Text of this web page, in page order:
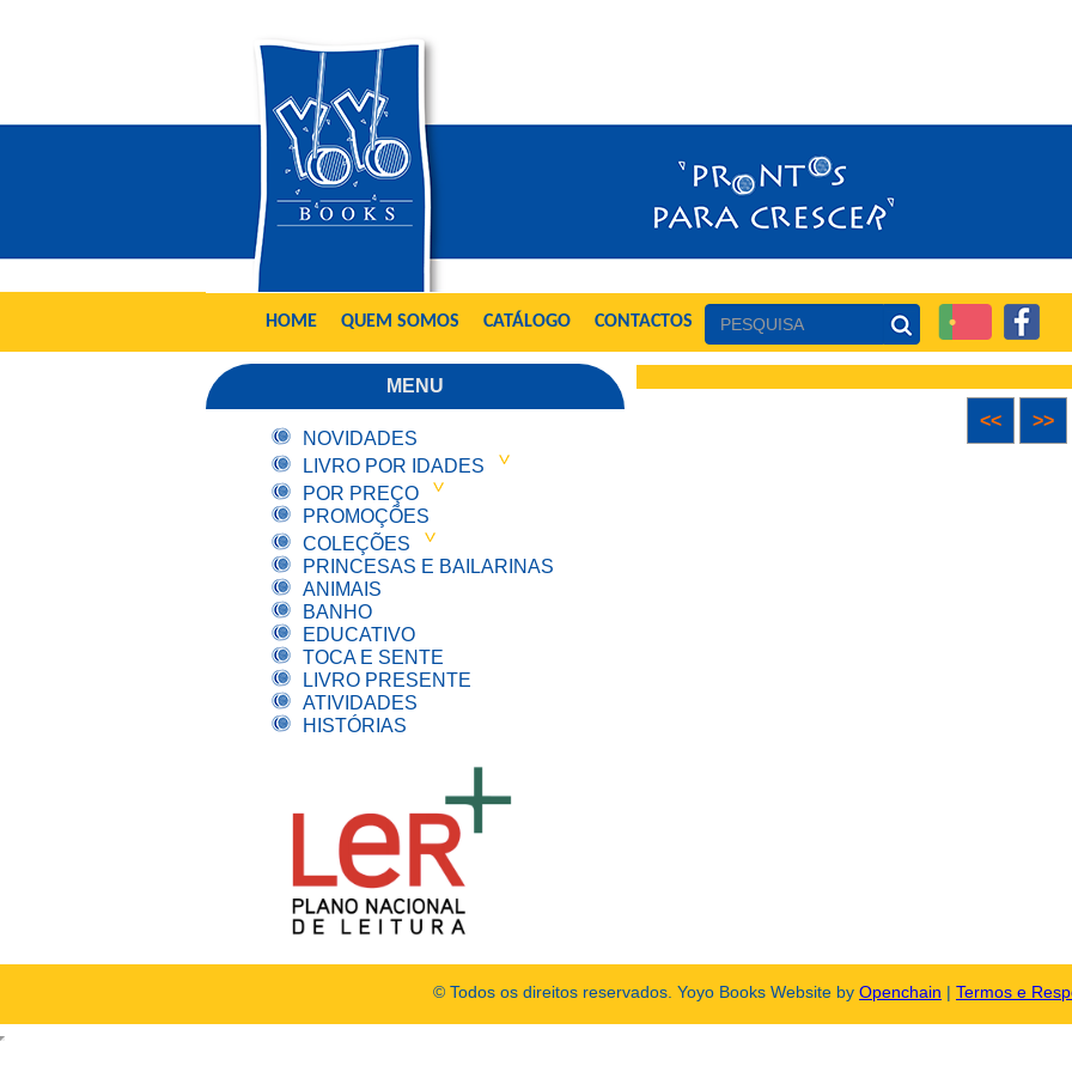
HOME QUEM SOMOS CATÁLOGO CONTACTOS
MENU
NOVIDADES
LIVRO POR IDADES
POR PREÇO
PROMOÇÕES
COLEÇÕES
PRINCESAS E BAILARINAS
ANIMAIS
BANHO
EDUCATIVO
TOCA E SENTE
LIVRO PRESENTE
ATIVIDADES
HISTÓRIAS
<< >>
© Todos os direitos reservados. Yoyo Books Website by Openchain | Termos e